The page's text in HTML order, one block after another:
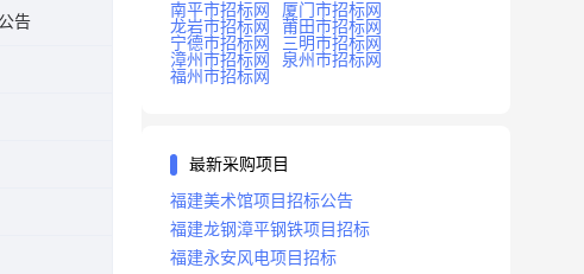
告
南平市招标网
厦门市招标网
龙岩市招标网
莆田市招标网
宁德市招标网
三明市招标网
漳州市招标网
泉州市招标网
福州市招标网
最新采购项目
福建美术馆项目招标公告
福建龙钢漳平钢铁项目招标
福建永安风电项目招标